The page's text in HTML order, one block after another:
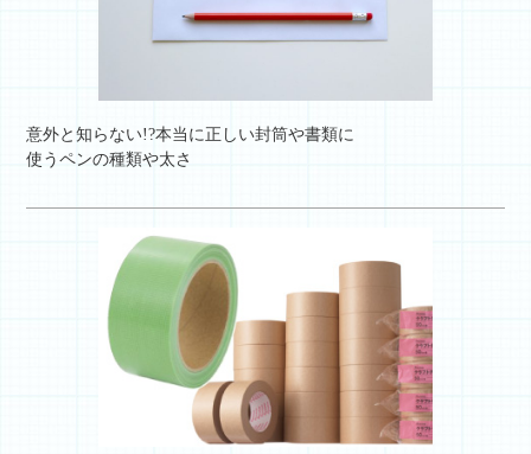
意外と知らない!?本当に正しい封筒や書類に
使うペンの種類や太さ